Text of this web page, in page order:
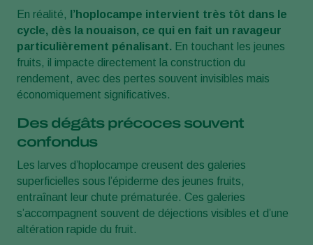
En réalité,
l’hoplocampe intervient très tôt dans le
cycle, dès la nouaison, ce qui en fait un ravageur
particulièrement pénalisant. En touchant les jeunes
fruits, il impacte directement la construction du
rendement, avec des pertes souvent invisibles mais
économiquement significatives.
Des dégâts précoces souvent
confondus
Les larves d’hoplocampe creusent des galeries
superficielles sous l’épiderme des jeunes fruits,
entraînant leur chute prématurée. Ces galeries
s’accompagnent souvent de déjections visibles et d’une
altération rapide du fruit.